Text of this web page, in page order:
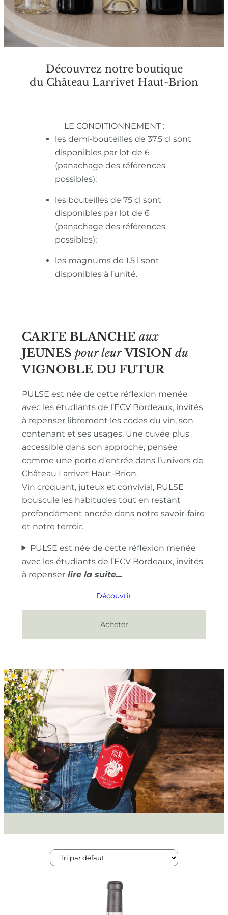
Découvrez notre boutique
du Château Larrivet Haut-Brion
LE CONDITIONNEMENT :
les demi-bouteilles de 37.5 cl sont
disponibles par lot de 6
(panachage des références
possibles);
les bouteilles de 75 cl sont
disponibles par lot de 6
(panachage des références
possibles);
les magnums de 1.5 l sont
disponibles à l’unité.
CARTE BLANCHE aux
JEUNES pour leur VISION du
VIGNOBLE DU FUTUR
PULSE est née de cette réflexion menée
avec les étudiants de l’ECV Bordeaux, invités
à repenser librement les codes du vin, son
contenant et ses usages. Une cuvée plus
accessible dans son approche, pensée
comme une porte d’entrée dans l’univers de
Château Larrivet Haut-Brion.
Vin croquant, juteux et convivial, PULSE
bouscule les habitudes tout en restant
profondément ancrée dans notre savoir-faire
et notre terroir.
PULSE est née de cette réflexion menée
avec les étudiants de l’ECV Bordeaux, invités
à repenser
Découvrir
Acheter